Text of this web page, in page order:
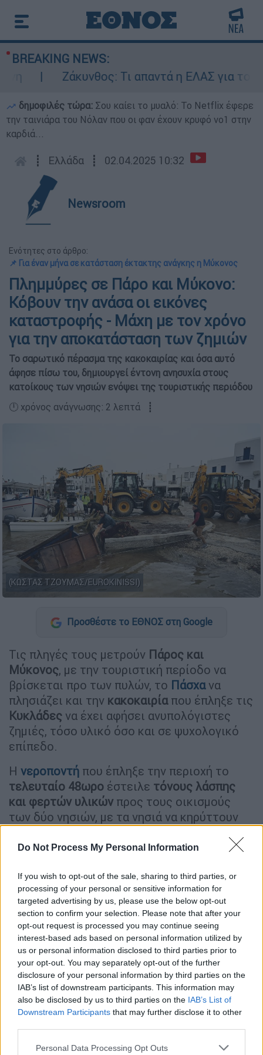
Do Not Process My Personal Information
If you wish to opt-out of the sale, sharing to third parties, or
processing of your personal or sensitive information for
targeted advertising by us, please use the below opt-out
section to confirm your selection. Please note that after your
opt-out request is processed you may continue seeing
interest-based ads based on personal information utilized by
us or personal information disclosed to third parties prior to
your opt-out. You may separately opt-out of the further
disclosure of your personal information by third parties on the
IAB’s list of downstream participants. This information may
also be disclosed by us to third parties on the IAB’s List of
Downstream Participants that may further disclose it to other
Please note that this website/app uses one or more Google
Personal Data Processing Opt Outs
BREAKING NEWS:
Ζάκυνθος: Τι απαντά η ΕΛΑΣ για τους 8
δημοφιλές τώρα: Σου καίει το μυαλό: Το Netflix έφερε
την ταινιάρα του Νόλαν που οι φαν έχουν κρυφό νο1 στην
καρδιά...
┋ Ελλάδα ┋ 02.04.2025 10:32
Newsroom
Ενότητες στο άρθρο:
📌 Για έναν μήνα σε κατάσταση έκτακτης ανάγκης η Μύκονος
Πλημμύρες σε Πάρο και Μύκονο:
Κόβουν την ανάσα οι εικόνες
καταστροφής - Μάχη με τον χρόνο
για την αποκατάσταση των ζημιών
Το σαρωτικό πέρασμα της κακοκαιρίας και όσα αυτό
άφησε πίσω του, δημιουργεί έντονη ανησυχία στους
κατοίκους των νησιών ενόψει της τουριστικής περιόδου
🕛 χρόνος ανάγνωσης: 2 λεπτά ┋
(ΚΩΣΤΑΣ ΤΖΟΥΜΑΣ/EUROKINISSI)
Προσθέστε το ΕΘΝΟΣ στη Google
Τις πληγές τους μετρούν Πάρος και
Μύκονος, με την τουριστική περίοδο να
βρίσκεται προ των πυλών, το Πάσχανα
πλησιάζει και την κακοκαιρίαπου έπληξε τις
Κυκλάδες να έχει αφήσει ανυπολόγιστες
ζημιές, τόσο υλικό όσο και σε ψυχολογικό
επίπεδο.
Η νεροποντή που έπληξε την περιοχή το
τελευταίο 48ωρο έστειλε τόνους λάσπης
και φερτών υλικών προς τους οικισμούς
των δύο νησιών, με τα νησιά να κηρύττουν
Καιρός|01.04.2025 20:12
Πού καταγράφηκαν τα μεγαλύτερα
ύψη βροχής: Πώς θα εξελιχθεί η
κακοκαιρία – Οι περιοχές που είναι
στο «κόκκινο»
Καιρός|02.04.2025 09:51
Έρχεται δεκαήμερο ψυχρής
εισβολής: Πού θα πέσουν χιόνια - Με
τι καιρό θα κάνουμε Πάσχα